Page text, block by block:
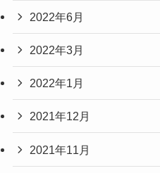
2022年6月
2022年3月
2022年1月
2021年12月
2021年11月